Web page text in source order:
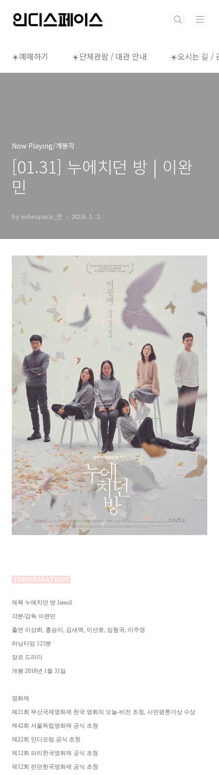
☀️예매하기 ☀️단체관람 / 대관 안내 ☀️오시는 길 /
Now Playing/개봉작
[01.31] 누에치던 방 | 이완
민
by indiespace_은 2018. 1. 2.
INFORMATION
제목 누에치던 방 Jamsil
각본/감독 이완민
출연 이상희, 홍승이, 김새벽, 이선호, 임형국, 이주영
러닝타임 123분
장르 드라마
개봉 2018년 1월 31일
영화제
제21회 부산국제영화제 한국 영화의 오늘-비전 초청, 시민평론가상 수상
제42회 서울독립영화제 공식 초청
제22회 인디포럼 공식 초청
제12회 파리한국영화제 공식 초청
제12회 런던한국영화제 공식 초청